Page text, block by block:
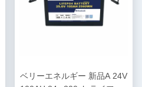
ベリーエネルギー 新品A 24V